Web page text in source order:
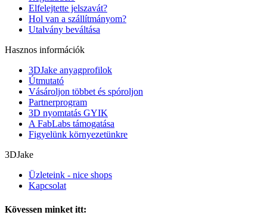
Elfelejtette jelszavát?
Hol van a szállítmányom?
Utalvány beváltása
Hasznos információk
3DJake anyagprofilok
Útmutató
Vásároljon többet és spóroljon
Partnerprogram
3D nyomtatás GYIK
A FabLabs támogatása
Figyelünk környezetünkre
3DJake
Üzleteink - nice shops
Kapcsolat
Kövessen minket itt: